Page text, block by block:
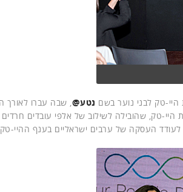
היי-טק לבני נוער בשם נטע@, שבה עברו לאורך
היי-טק, שהובילה לשילוב של אלפי עובדים חרדים